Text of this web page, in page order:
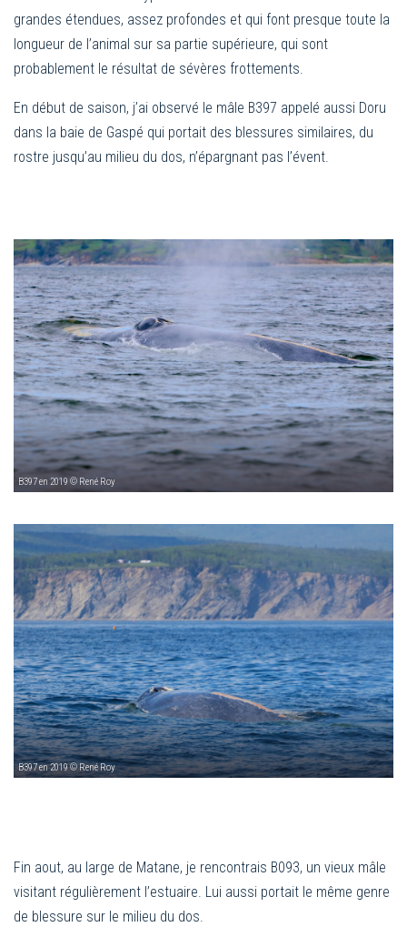
grandes étendues, assez profondes et qui font presque toute la
longueur de l’animal sur sa partie supérieure, qui sont
probablement le résultat de sévères frottements.
En début de saison, j’ai observé le mâle B397 appelé aussi Doru
dans la baie de Gaspé qui portait des blessures similaires, du
rostre jusqu’au milieu du dos, n’épargnant pas l’évent.
B397 en 2019 © René Roy
B397 en 2019 © René Roy
Fin aout, au large de Matane, je rencontrais B093, un vieux mâle
visitant régulièrement l’estuaire. Lui aussi portait le même genre
de blessure sur le milieu du dos.